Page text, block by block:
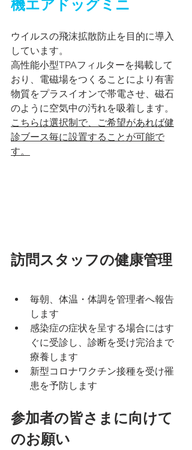
機エアドッグミニ
ウイルスの飛沫拡散防止を目的に導入
しています。
高性能小型TPAフィルターを掲載して
おり、電磁場をつくることにより有害
物質をプラスイオンで帯電させ、磁石
のように空気中の汚れを吸着します。
こちらは選択制で、ご希望があれば健
診ブース毎に設置することが可能で
す。
訪問スタッフの健康管理
毎朝、体温・体調を管理者へ報告
します
感染症の症状を呈する場合にはす
ぐに受診し、診断を受け完治まで
療養します
新型コロナワクチン接種を受け罹
患を予防します
参加者の皆さまに向けて
のお願い